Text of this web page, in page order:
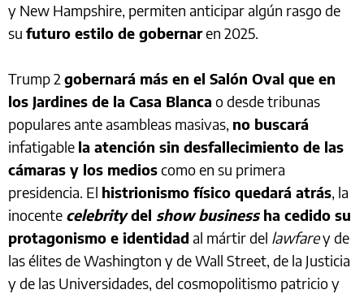
y New Hampshire, permiten anticipar algún rasgo de
su futuro estilo de gobernaren 2025.
Trump 2 gobernará más en el Salón Oval que en
los Jardines de la Casa Blanca o desde tribunas
populares ante asambleas masivas, no buscará
infatigable la atención sin desfallecimiento de las
cámaras y los medioscomo en su primera
presidencia. El histrionismo físico quedará atrás, la
inocente celebritydel show businessha cedido su
protagonismo e identidad al mártir del lawfarey de
las élites de Washington y de Wall Street, de la Justicia
y de las Universidades, del cosmopolitismo patricio y